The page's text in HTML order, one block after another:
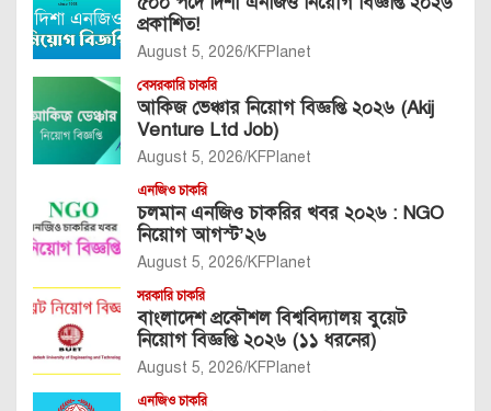
প্রকাশিত!
August 5, 2026 KFPlanet
বেসরকারি চাকরি
আকিজ ভেঞ্চার নিয়োগ বিজ্ঞপ্তি ২০২৬ (Akij
Venture Ltd Job)
August 5, 2026 KFPlanet
এনজিও চাকরি
চলমান এনজিও চাকরির খবর ২০২৬ : NGO
নিয়োগ আগস্ট’২৬
August 5, 2026 KFPlanet
সরকারি চাকরি
বাংলাদেশ প্রকৌশল বিশ্ববিদ্যালয় বুয়েট
নিয়োগ বিজ্ঞপ্তি ২০২৬ (১১ ধরনের)
August 5, 2026 KFPlanet
এনজিও চাকরি